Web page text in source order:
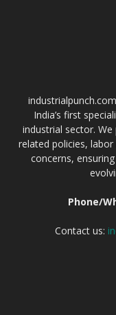
India’s first
industrial sector.
related policies,
concerns,
Phone/
Contact us: